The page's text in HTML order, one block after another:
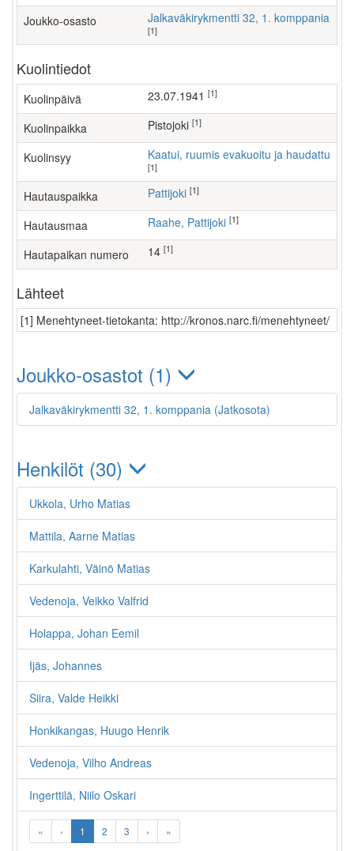
Joukko-osasto Jalkaväkirykmentti 32, 1. komppania
[1]
Kuolintiedot
Kuolinpäivä 23.07.1941 [1]
Kuolinpaikka Pistojoki [1]
Kuolinsyy Kaatui, ruumis evakuoitu ja haudattu
[1]
Hautauspaikka Pattijoki [1]
Hautausmaa Raahe, Pattijoki [1]
Hautapaikan numero 14 [1]
Lähteet
[1] Menehtyneet-tietokanta: http://kronos.narc.fi/menehtyneet/
Joukko-osastot (1)
Jalkaväkirykmentti 32, 1. komppania (Jatkosota)
Henkilöt (30)
Ukkola, Urho Matias
Mattila, Aarne Matias
Karkulahti, Väinö Matias
Vedenoja, Veikko Valfrid
Holappa, Johan Eemil
Ijäs, Johannes
Siira, Valde Heikki
Honkikangas, Huugo Henrik
Vedenoja, Vilho Andreas
Ingerttilä, Niilo Oskari
« ‹ 1 2 3 › »